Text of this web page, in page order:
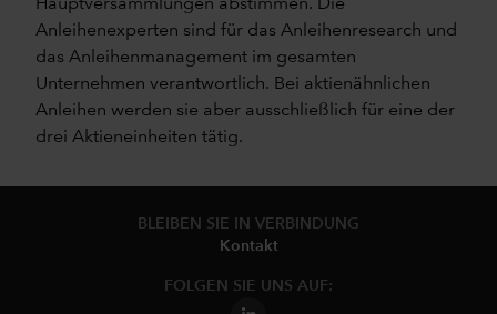
Hauptversammlungen abstimmen. Die
Anleihenexperten sind für das Anleihenresearch und
das Anleihenmanagement im gesamten
Unternehmen verantwortlich. Bei aktienähnlichen
Anleihen werden sie aber ausschließlich für eine der
drei Aktieneinheiten tätig.
BLEIBEN SIE IN VERBINDUNG
Kontakt
FOLGEN SIE UNS AUF: